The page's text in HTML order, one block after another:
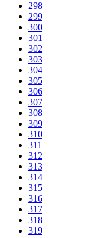
298
299
300
301
302
303
304
305
306
307
308
309
310
311
312
313
314
315
316
317
318
319